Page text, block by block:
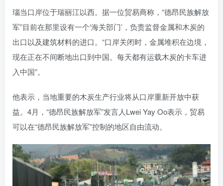
瑙当口岸位于瑞丽江以西。据一位贸易商称，“德昂民族解放
军”目前在那里设有一个‘海关部门’，负责监督金属和木炭的
出口以及建筑材料的进口。“口岸关闭时，金属堆积在边境，
现在正在不间断地出口到中国。每天都有运载木炭的卡车进
入中国”。
他表示，当地重要的木炭生产行业将从口岸重新开放中获
益。4月，“德昂民族解放军”发言人Lwei Yay Oo表示，贸易
可以在“德昂民族解放军”控制的地区自由流动。